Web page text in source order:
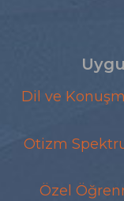
Dil ve
Otizm
Özel